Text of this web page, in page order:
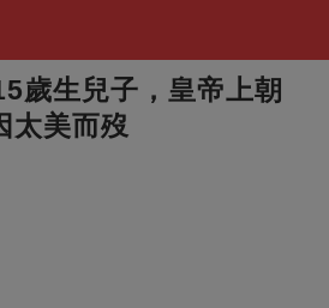
歲生兒子，皇帝上朝
太美而歿